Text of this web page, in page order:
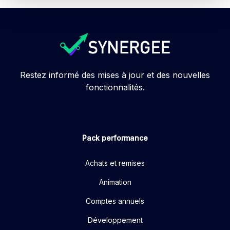
Restez informé des mises à jour et des nouvelles
fonctionnalités.
Pack performance
Achats et remises
Animation
Comptes annuels
Développement